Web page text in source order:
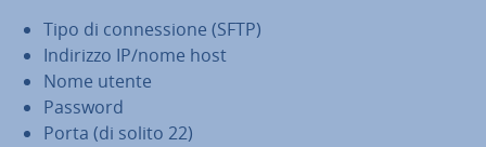
Tipo di con­nes­sio­ne (SFTP)
Indirizzo IP/nome host
Nome utente
Password
Porta (di solito 22)